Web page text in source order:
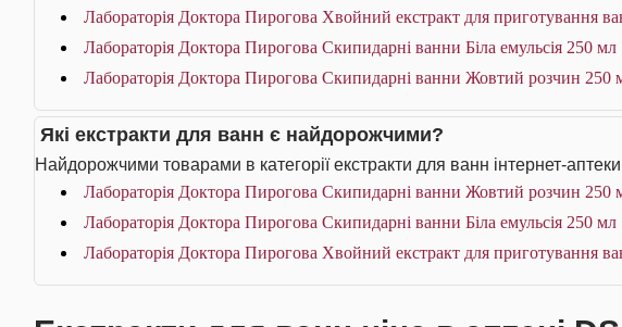
Лабораторія Доктора Пирогова Хвойний екстракт для приготування
Лабораторія Доктора Пирогова Скипидарні ванни Біла емульсія 250 мл
Лабораторія Доктора Пирогова Скипидарні ванни Жовтий розчин 250
Які екстракти для ванн є найдорожчими?
Найдорожчими товарами в категорії екстракти для ванн інтернет-
Лабораторія Доктора Пирогова Скипидарні ванни Жовтий розчин 250
Лабораторія Доктора Пирогова Скипидарні ванни Біла емульсія 250 мл
Лабораторія Доктора Пирогова Хвойний екстракт для приготування